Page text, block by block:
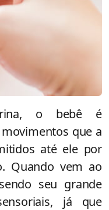
o bebê é
que a
até ele por
Quando vem ao
seu grande
já que